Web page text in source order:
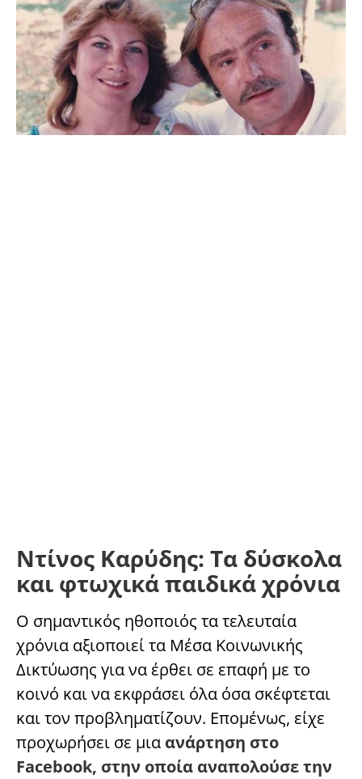
Ντίνος Καρύδης: Τα δύσκολα
και φτωχικά παιδικά χρόνια
Ο σημαντικός ηθοποιός τα τελευταία
χρόνια αξιοποιεί τα Μέσα Κοινωνικής
Δικτύωσης για να έρθει σε επαφή με το
κοινό και να εκφράσει όλα όσα σκέφτεται
και τον προβληματίζουν. Επομένως, είχε
προχωρήσει σε μια ανάρτηση στο
Facebook, στην οποία αναπολούσε την